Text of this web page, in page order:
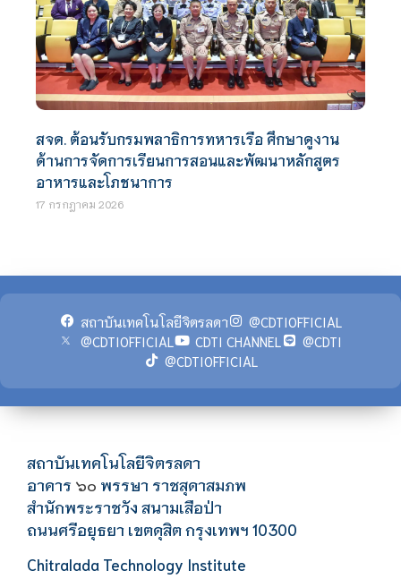
สจด. ต้อนรับกรมพลาธิการทหารเรือ ศึกษาดูงาน
ด้านการจัดการเรียนการสอนและพัฒนาหลักสูตร
อาหารและโภชนาการ
17 กรกฎาคม 2026
สถาบันเทคโนโลยีจิตรลดา
@CDTIOFFICIAL
@CDTIOFFICIAL
CDTI CHANNEL
@CDTI
@CDTIOFFICIAL
สถาบันเทคโนโลยีจิตรลดา
อาคาร ๖๐ พรรษา ราชสุดาสมภพ
สำนักพระราชวัง สนามเสือป่า
ถนนศรีอยุธยา เขตดุสิต กรุงเทพฯ 10300
Chitralada Technology Institute